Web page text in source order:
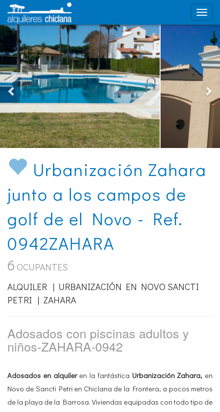
Urbanización Zahara
junto a los campos de
golf de el Novo - Ref.
0942ZAHARA
6 OCUPANTES
ALQUILER | URBANIZACIÓN EN NOVO SANCTI
PETRI | ZAHARA
Adosados con piscinas adultos y
niños-ZAHARA-0942
Adosados en alquiler en la fantástica Urbanización Zahara, en
Novo de Sancti Petri en Chiclana de la Frontera, a pocos metros
de la playa de la Barrosa. Viviendas equipadas con todo tipo de